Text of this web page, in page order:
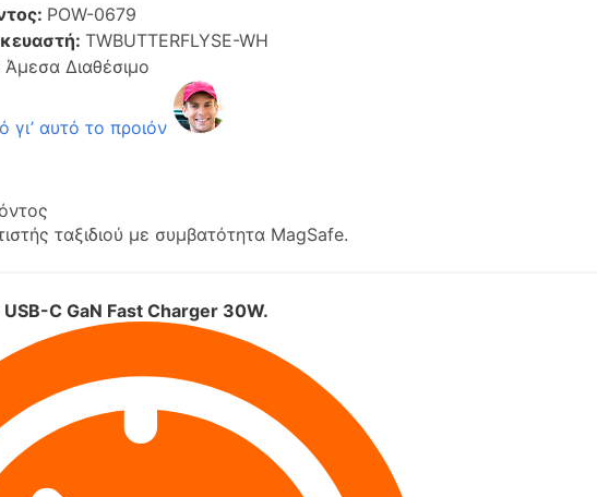
POW-0679
TWBUTTERFLYSE-WH
Άμεσα Διαθέσιμο
γι’ αυτό το προιόν
ταξιδιού με συμβατότητα MagSafe.
C GaN Fast Charger 30W.